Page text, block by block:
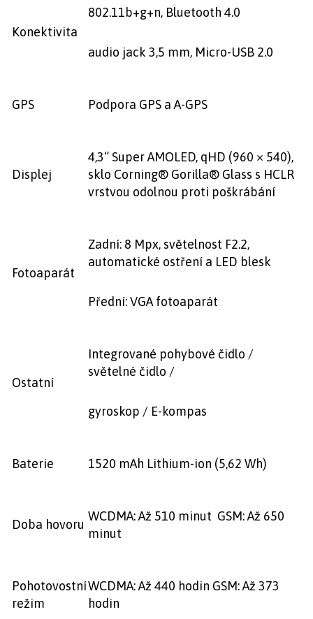
Konektivita
802.11b+g+n, Bluetooth 4.0
audio jack 3,5 mm, Micro-USB 2.0
GPS Podpora GPS a A-GPS
Displej
4,3“ Super AMOLED, qHD (960 × 540),
sklo Corning® Gorilla® Glass s HCLR
vrstvou odolnou proti poškrábání
Fotoaparát
Zadní: 8 Mpx, světelnost F2.2,
automatické ostření a LED blesk
Přední: VGA fotoaparát
Ostatní
Integrované pohybové čidlo /
světelné čidlo /
gyroskop / E-kompas
Baterie 1520 mAh Lithium-ion (5,62 Wh)
Doba hovoru
WCDMA: Až 510 minut GSM: Až 650
minut
Pohotovostní
režim
WCDMA: Až 440 hodin GSM: Až 373
hodin